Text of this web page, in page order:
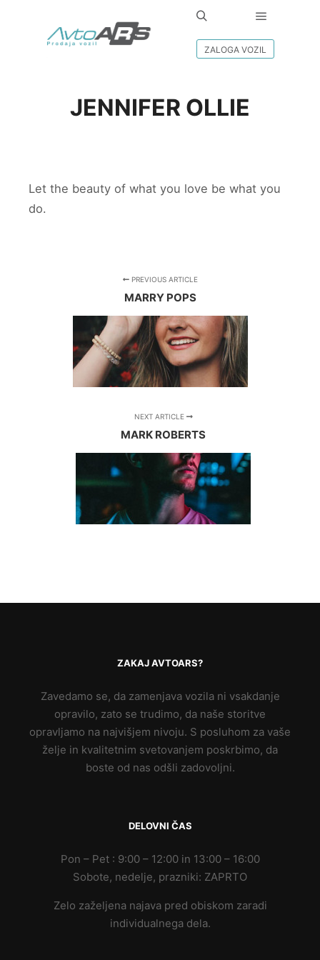
ZALOGA VOZIL
JENNIFER OLLIE
Let the beauty of what you love be what you
do.
PREVIOUS ARTICLE
MARRY POPS
NEXT ARTICLE
MARK ROBERTS
ZAKAJ AVTOARS?
Zavedamo se, da zamenjava vozila ni vsakdanje
opravilo, zato se trudimo, da naše storitve
opravljamo na najvišjem nivoju. S posluhom za vaše
želje in kvalitetnim svetovanjem poskrbimo, da
boste od nas odšli zadovoljni.
DELOVNI ČAS
Pon – Pet : 9:00 – 12:00 in 13:00 – 16:00
Sobote, nedelje, prazniki: ZAPRTO
Zelo zaželjena najava pred obiskom zaradi
individualnega dela.